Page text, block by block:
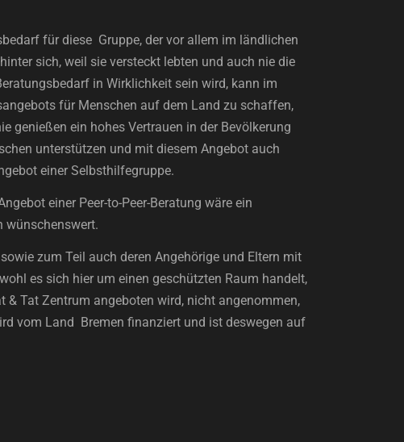
für diese Gruppe, der vor allem im ländlichen
sich, weil sie versteckt lebten und auch nie die
in Wirklichkeit sein wird, kann im
für Menschen auf dem Land zu schaffen,
genießen ein hohes Vertrauen in der Bevölkerung
unterstützen und mit diesem Angebot auch
einer Selbsthilfegruppe.
einer Peer-to-Peer-Beratung wäre ein
wünschenswert.
zum Teil auch deren Angehörige und Eltern mit
es sich hier um einen geschützten Raum handelt,
& Tat Zentrum angeboten wird, nicht angenommen,
vom Land Bremen finanziert und ist deswegen auf